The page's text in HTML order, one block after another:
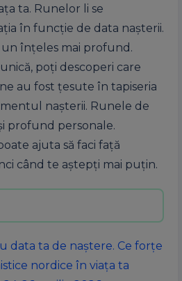
ta. Runelor li se
în funcție de data nașterii.
înțeles mai profund.
poți descoperi care
au fost țesute în tapiseria
nașterii. Runele de
profund personale.
ajuta să faci față
când te aștepți mai puțin.
data ta de naștere. Ce forțe
nordice în viața ta